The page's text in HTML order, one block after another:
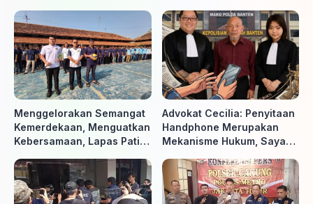
Menggelorakan Semangat
Kemerdekaan, Menguatkan
Kebersamaan, Lapas Pati
ke-81 RI, Warga Binaan
Antusias Ikuti Berbagai
Perlombaan
Advokat Cecilia: Penyitaan
Handphone Merupakan
Mekanisme Hukum, Saya
Diminta Penyidik dan Tidak
perlu takut